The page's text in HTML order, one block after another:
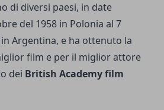
di diversi paesi, in date
del 1958 in Polonia al 7
Argentina, e ha ottenuto la
film e per il miglior attore
dei British Academy film